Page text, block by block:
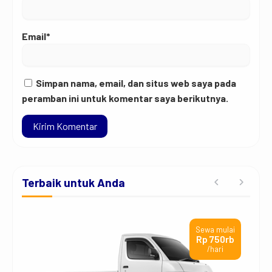
Email*
Simpan nama, email, dan situs web saya pada
peramban ini untuk komentar saya berikutnya.
Terbaik untuk Anda
Sewa mulai
Rp 750rb
/hari